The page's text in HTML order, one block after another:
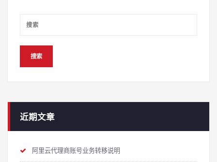
近期文章
阿里云代理商账号业务转移说明